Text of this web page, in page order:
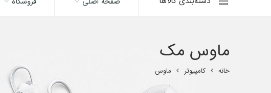
ماوس مک
خانه کامپیوتر ماوس